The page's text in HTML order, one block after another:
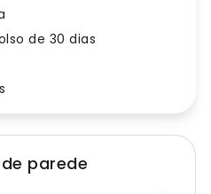
de 30 dias
parede